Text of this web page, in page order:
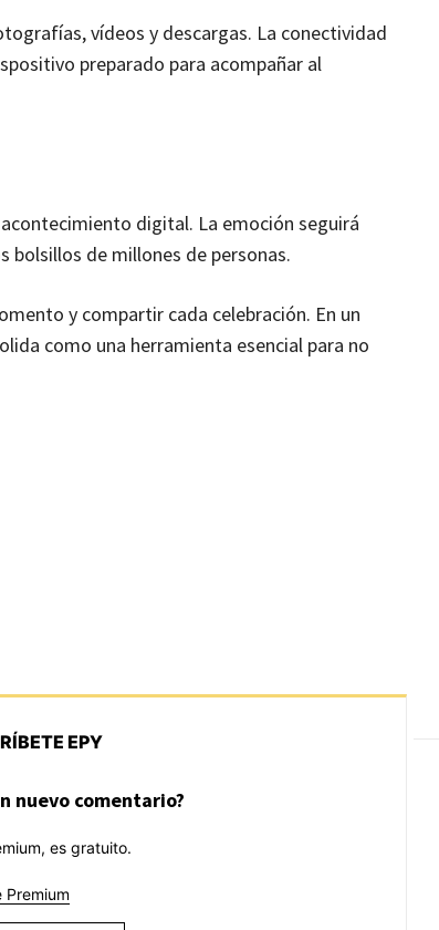
vídeos y descargas. La conectividad
preparado para acompañar al
digital. La emoción seguirá
bolsillos de millones de personas.
y compartir cada celebración. En un
como una herramienta esencial para no
EPY
nuevo comentario?
es gratuito.
Premium